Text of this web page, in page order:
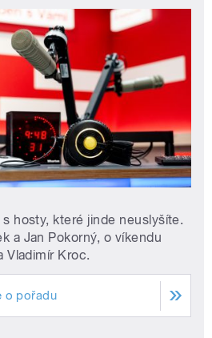
hosty, které jinde neuslyšíte.
a Jan Pokorný, o víkendu
Vladimír Kroc.
o pořadu